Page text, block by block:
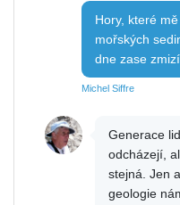
Hory, které
mořských
dne zase
Michel Siffre
Generace
odcházejí,
stejná. Jen
geologie